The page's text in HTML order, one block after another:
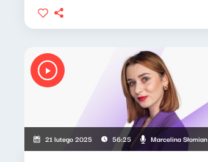
21 lutego 2025 56:25 Marcelina Słomian